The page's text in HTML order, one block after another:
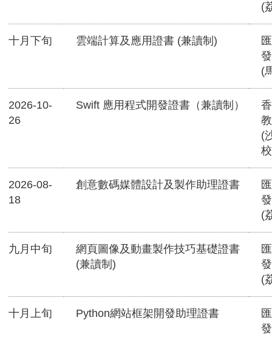
(
十月下旬 雲端計算及應用證書 (兼讀制)
(
2026-10-
26
Swift 應用程式開發證書（兼讀制）
(
2026-08-
18
創意數碼媒體設計及製作助理證書
(
九月中旬
網頁圖像及動畫製作技巧基礎證書
(兼讀制)
(
十月上旬 Python網站框架開發助理證書